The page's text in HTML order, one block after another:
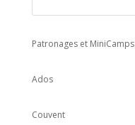
Patronages et MiniCamps
Ados
Couvent